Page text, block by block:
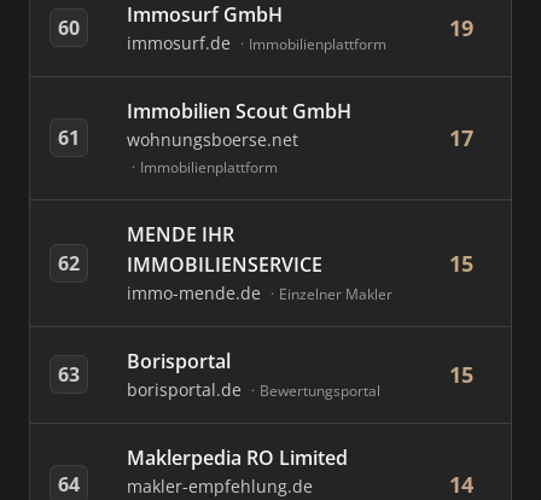
60 Immosurf GmbH
immosurf.de Immobilienplattform
19
61
Immobilien Scout GmbH
wohnungsboerse.net
Immobilienplattform
17
62
MENDE IHR
IMMOBILIENSERVICE
immo-mende.de Einzelner Makler
15
63 Borisportal
borisportal.de Bewertungsportal
15
64
Maklerpedia RO Limited
makler-empfehlung.de 14